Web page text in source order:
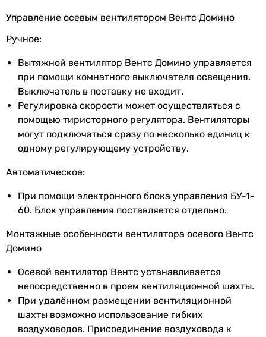
Глубина
Цвет красный,черный,белый
Ширина
передней
панели
226 мм
передней
Глубина
панели
43 мм
Вес 1.35 кг
Гарантия
Гарантия 60 мес.
Управление осевым вентилятором Вентс Домино
Ручное:
Вытяжной вентилятор Вентс Домино управляется
при помощи комнатного выключателя освещения.
Выключатель в поставку не входит.
Регулировка скорости может осуществляться с
помощью тиристорного регулятора. Вентиляторы
могут подключаться сразу по несколько единиц к
одному регулирующему устройству.
Автоматическое:
При помощи электронного блока управления БУ-1-
60. Блок управления поставляется отдельно.
Монтажные особенности вентилятора осевого Вентс
Домино
Осевой вентилятор Вентс устанавливается
непосредственно в проем вентиляционной шахты.
При удалённом размещении вентиляционной
шахты возможно использование гибких
воздуховодов. Присоединение воздуховода к